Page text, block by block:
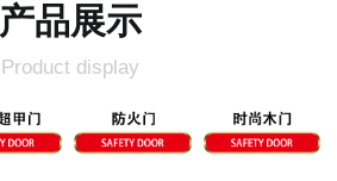
产品展示
Product display